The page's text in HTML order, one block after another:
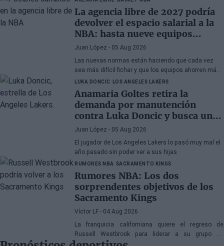
La agencia libre de 2027 podría
devolver el espacio salarial a la
NBA: hasta nueve equipos
tendrían margen
Juan López - 05 Aug 2026
Las nuevas normas están haciendo que cada vez
sea más difícil fichar y que los equipos ahorren más
que nunca
LUKA DONCIC LOS ANGELES LAKERS
Anamaria Goltes retira la
demanda por manutención
contra Luka Doncic y busca un
acuerdo amistoso
Juan López - 05 Aug 2026
El jugador de Los Angeles Lakers lo pasó muy mal el
año pasado sin poder ver a sus hijas
RUMORES NBA SACRAMENTO KINGS
Rumores NBA: Los dos
sorprendentes objetivos de los
Sacramento Kings
Víctor LF - 04 Aug 2026
La franquicia californiana quiere el regreso de
Russell Westbrook para liderar a su grupo de
jóvenes, mientras que también suena Victor Oladipo